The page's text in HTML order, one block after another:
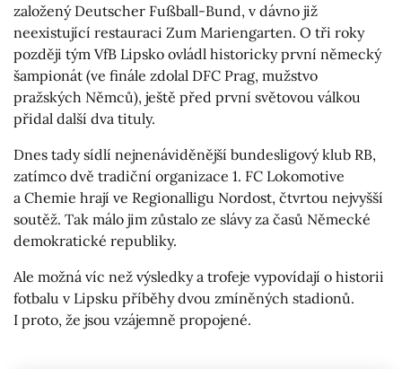
založený Deutscher Fußball-Bund, v dávno již
neexistující restauraci Zum Mariengarten. O tři roky
později tým VfB Lipsko ovládl historicky první německý
šampionát (ve finále zdolal DFC Prag, mužstvo
pražských Němců), ještě před první světovou válkou
přidal další dva tituly.
Dnes tady sídlí nejnenáviděnější bundesligový klub RB,
zatímco dvě tradiční organizace 1. FC Lokomotive
a Chemie hrají ve Regionalligu Nordost, čtvrtou nejvyšší
soutěž. Tak málo jim zůstalo ze slávy za časů Německé
demokratické republiky.
Ale možná víc než výsledky a trofeje vypovídají o historii
fotbalu v Lipsku příběhy dvou zmíněných stadionů.
I proto, že jsou vzájemně propojené.